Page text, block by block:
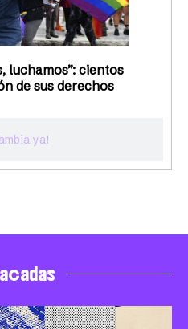
ya!
luchamos”: cientos
de sus derechos